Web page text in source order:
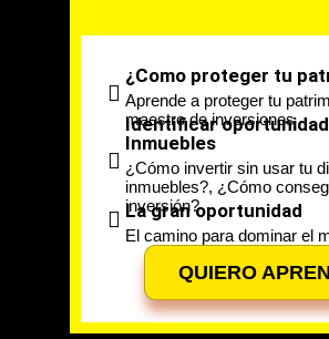
¿Como proteger tu
Aprende a proteger tu
maestro de inversiones
Identificar
Inmuebles
¿Cómo invertir sin usar tu
inmuebles?, ¿Cómo
inversión?
La gran oportunidad
El camino para dominar el
QUIERO